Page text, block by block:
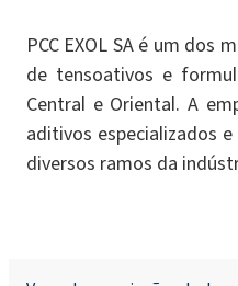
PCC EXOL SA é um dos
de tensoativos e
Central e Oriental. A
aditivos especializados
diversos ramos da